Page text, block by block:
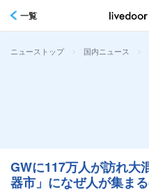
一覧
ニューストップ > 国内ニュース >
GWに117万人が訪れ大
器市」になぜ人が集ま